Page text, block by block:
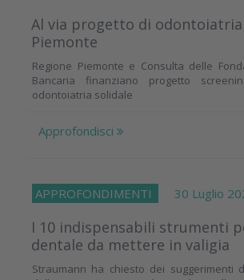
Al via progetto di odontoiatria
Piemonte
Regione Piemonte e Consulta delle
Bancaria finanziano progetto
odontoiatria solidale
Approfondisci
APPROFONDIMENTI 30 Luglio
I 10 indispensabili strumenti
dentale da mettere in valigia
Straumann ha chiesto dei suggerimenti